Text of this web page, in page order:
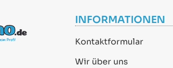
INFORMATIONEN
Kontaktformular
Wir über uns